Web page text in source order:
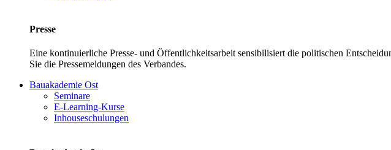
Presse
Eine kontinuierliche Presse- und Öffentlichkeitsarbeit sensibilisiert die politischen
Sie die Pressemeldungen des Verbandes.
Bauakademie Ost
Seminare
E-Learning-Kurse
Inhouseschulungen